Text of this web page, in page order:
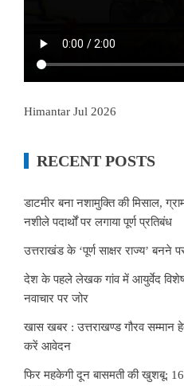
Himantar Jul 2026
RECENT POSTS
डाटमीर बना नशामुक्ति की मिसाल,
नशीले पदार्थों पर लगाया पूर्ण प्रतिबंध
उत्तराखंड के ‘पूर्ण साक्षर राज्य’ बनने
देश के पहले लेखक गांव में आयुर्वेद
नवाचार पर जोर
खास खबर : उत्तराखण्ड गौरव
करें आवेदन
फिर महकेगी दून बासमती की खुशबू: